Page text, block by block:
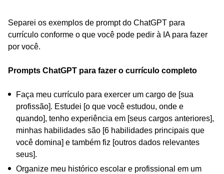
Separei os exemplos de prompt do ChatGPT para
currículo conforme o que você pode pedir à IA para fazer
por você.
Prompts ChatGPT para fazer o currículo completo
Faça meu currículo para exercer um cargo de [sua
profissão]. Estudei [o que você estudou, onde e
quando], tenho experiência em [seus cargos anteriores],
minhas habilidades são [6 habilidades principais que
você domina] e também fiz [outros dados relevantes
seus].
Organize meu histórico escolar e profissional em um